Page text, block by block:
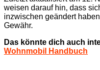
weisen darauf hin, dass
inzwischen geändert
Gewähr.
Das könnte dich auch
Wohnmobil Handbuch